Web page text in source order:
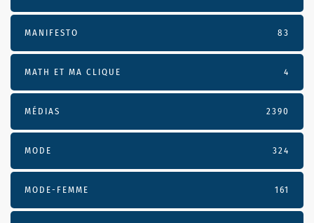
MANIFESTO 83
MATH ET MA CLIQUE 4
MÉDIAS 2390
MODE 324
MODE-FEMME 161